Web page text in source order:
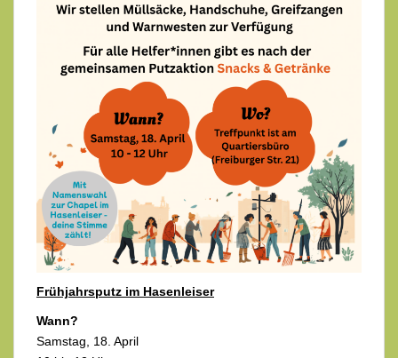
Frühjahrsputz im Hasenleiser
Wann?
Samstag, 18. April